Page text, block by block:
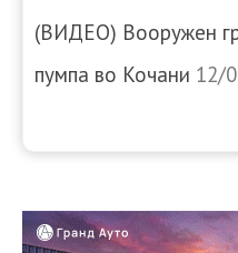
(ВИДЕО) Вооружен
пумпа во Кочани 12/